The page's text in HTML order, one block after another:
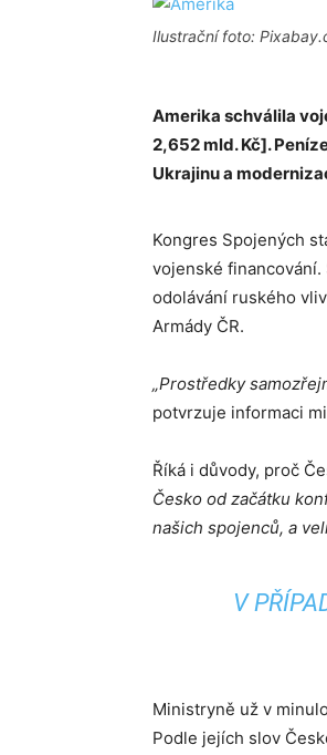
Ilustrační foto:
Amerika schválila
2,652 mld. Kč].
Ukrajinu a
Kongres Spojených
vojenské financování.
odolávání ruského
Armády ČR.
„Prostředky
potvrzuje informaci
Říká i důvody, proč
Česko od začátku
našich spojenců, a
V
Ministryně už v
Podle jejích slov